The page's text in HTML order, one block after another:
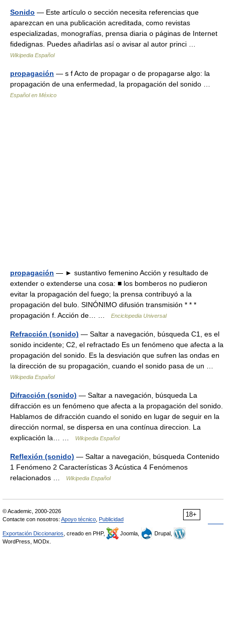
Sonido — Este artículo o sección necesita referencias que
aparezcan en una publicación acreditada, como revistas
especializadas, monografías, prensa diaria o páginas de Internet
fidedignas. Puedes añadirlas así o avisar al autor princi …
Wikipedia Español
propagación — s f Acto de propagar o de propagarse algo: la
propagación de una enfermedad, la propagación del sonido …
Español en México
propagación — ► sustantivo femenino Acción y resultado de
extender o extenderse una cosa: ■ los bomberos no pudieron
evitar la propagación del fuego; la prensa contribuyó a la
propagación del bulo. SINÓNIMO difusión transmisión * * *
propagación f. Acción de… …
Enciclopedia Universal
Refracción (sonido) — Saltar a navegación, búsqueda C1, es el
sonido incidente; C2, el refractado Es un fenómeno que afecta a la
propagación del sonido. Es la desviación que sufren las ondas en
la dirección de su propagación, cuando el sonido pasa de un …
Wikipedia Español
Difracción (sonido) — Saltar a navegación, búsqueda La
difracción es un fenómeno que afecta a la propagación del sonido.
Hablamos de difracción cuando el sonido en lugar de seguir en la
dirección normal, se dispersa en una contínua direccion. La
explicación la… …
Wikipedia Español
Reflexión (sonido) — Saltar a navegación, búsqueda Contenido
1 Fenómeno 2 Características 3 Acústica 4 Fenómenos
relacionados …
Wikipedia Español
18+
© Academic, 2000-2026
Contacte con nosotros: Apoyo técnico, Publicidad
Exportación Diccionarios, creado en PHP, Joomla,
Drupal,
WordPress, MODx.